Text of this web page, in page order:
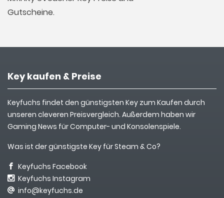
Gutscheine.
Key kaufen & Preise
Keyfuchs findet den günstigsten Key zum Kaufen durch
unseren cleveren Preisvergleich. Außerdem haben wir
Gaming News für Computer- und Konsolenspiele.
Was ist der günstigste Key für Steam & Co?
Keyfuchs Facebook
Keyfuchs Instagram
info@keyfuchs.de